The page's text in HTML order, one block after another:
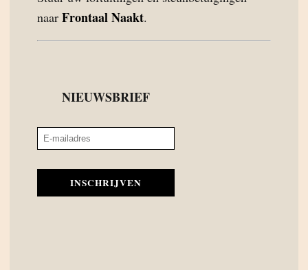
naar Frontaal Naakt.
NIEUWSBRIEF
INSCHRIJVEN